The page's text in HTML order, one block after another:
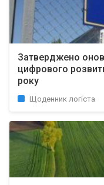
Затверджено
цифрового
року
Щоденник логіста